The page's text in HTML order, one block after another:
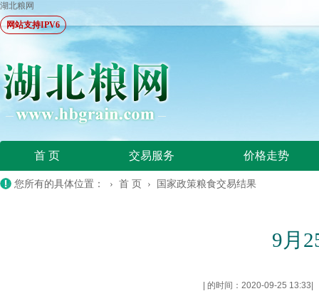
湖北粮网
网站支持IPV6
首 页 交易服务 价格走势
您所有的具体位置： › 首 页 › 国家政策粮食交易结果
9月
的时间：2020-09-25 13:33